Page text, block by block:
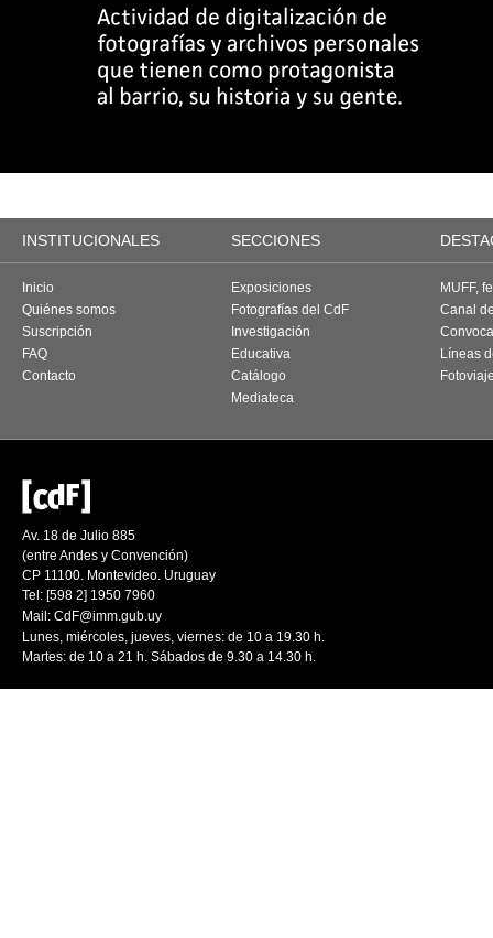
INSTITUCIONALES SECCIONES
Inicio
Quiénes somos
Suscripción
FAQ
Contacto
Exposiciones
Fotografías del CdF
Investigación
Educativa
Catálogo
Mediateca
MUFF,
Canal
Líneas
Av. 18 de Julio 885
(entre Andes y Convención)
CP 11100. Montevideo. Uruguay
Tel: [598 2] 1950 7960
Mail: CdF@imm.gub.uy
Lunes, miércoles, jueves, viernes: de 10 a 19.30 h.
Martes: de 10 a 21 h. Sábados de 9.30 a 14.30 h.